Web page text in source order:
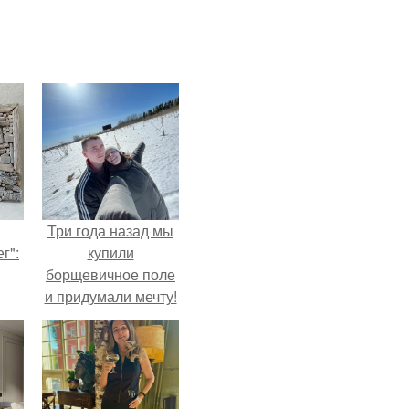
Три года назад мы
купили
борщевичное поле
и придумали мечту!